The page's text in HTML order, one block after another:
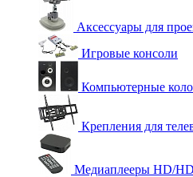
Аксессуары для
Игровые консоли
Компьютерные
Крепления для
Медиаплееры HD/